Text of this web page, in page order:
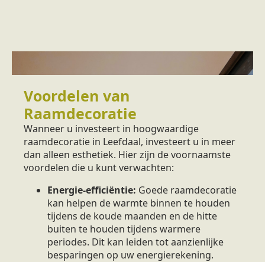
Voordelen van
Raamdecoratie
Wanneer u investeert in hoogwaardige
raamdecoratie in Leefdaal, investeert u in meer
dan alleen esthetiek. Hier zijn de voornaamste
voordelen die u kunt verwachten:
Energie-efficiëntie: Goede raamdecoratie
kan helpen de warmte binnen te houden
tijdens de koude maanden en de hitte
buiten te houden tijdens warmere
periodes. Dit kan leiden tot aanzienlijke
besparingen op uw energierekening.